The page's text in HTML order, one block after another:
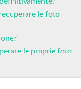
le foto
le proprie foto